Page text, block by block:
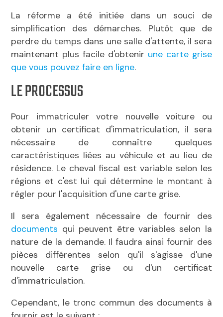
La réforme a été initiée dans un souci de
simplification des démarches. Plutôt que de
perdre du temps dans une salle d'attente, il sera
maintenant plus facile d'obtenir une carte grise
que vous pouvez faire en ligne.
LE PROCESSUS
Pour immatriculer votre nouvelle voiture ou
obtenir un certificat d'immatriculation, il sera
nécessaire de connaître quelques
caractéristiques liées au véhicule et au lieu de
résidence. Le cheval fiscal est variable selon les
régions et c'est lui qui détermine le montant à
régler pour l'acquisition d'une carte grise.
Il sera également nécessaire de fournir des
documents qui peuvent être variables selon la
nature de la demande. Il faudra ainsi fournir des
pièces différentes selon qu'il s'agisse d'une
nouvelle carte grise ou d'un certificat
d'immatriculation.
Cependant, le tronc commun des documents à